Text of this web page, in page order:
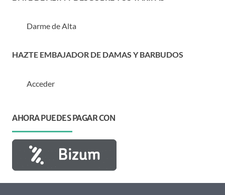
Darme de Alta
HAZTE EMBAJADOR DE DAMAS Y BARBUDOS
Acceder
AHORA PUEDES PAGAR CON